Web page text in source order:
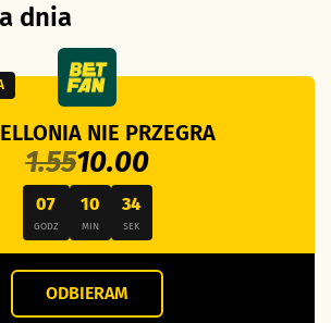
dnia
NIE PRZEGRA
1.5510.00
07
GODZ
10
MIN
33
SEK
ODBIERAM